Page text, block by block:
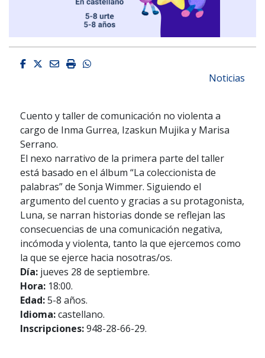
Facebook
Twitter
EmailImprimirWhatsapp
Noticias
Cuento y taller de comunicación no violenta a
cargo de Inma Gurrea, Izaskun Mujika y Marisa
Serrano.
El nexo narrativo de la primera parte del taller
está basado en el álbum “La coleccionista de
palabras” de Sonja Wimmer. Siguiendo el
argumento del cuento y gracias a su protagonista,
Luna, se narran historias donde se reflejan las
consecuencias de una comunicación negativa,
incómoda y violenta, tanto la que ejercemos como
la que se ejerce hacia nosotras/os.
Día:jueves 28 de septiembre.
Hora:18:00.
Edad:5-8 años.
Idioma:castellano.
Inscripciones:948-28-66-29.